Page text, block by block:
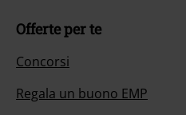
Offerte per te
Concorsi
Regala un buono EMP